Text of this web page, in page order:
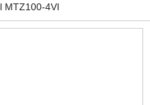
MTZ100-4VI